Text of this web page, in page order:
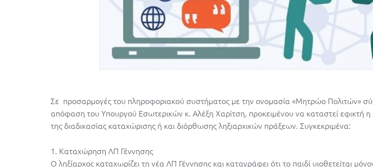
Σε προσαρμογές του πληροφοριακού συστήματος με την ονομασία «Μητρώο Πολιτών»
απόφαση του Υπουργού Εσωτερικών κ. Αλέξη Χαρίτση, προκειμένου να καταστεί εφικτή η
της διαδικασίας καταχώρισης ή και διόρθωσης ληξιαρχικών πράξεων. Συγκεκριμένα:
1. Καταχώρηση ΛΠ Γέννησης
Ο ληξίαρχος καταχωρίζει τη νέα ΛΠ Γέννησης και καταγράφει ότι το παιδί υιοθετείται